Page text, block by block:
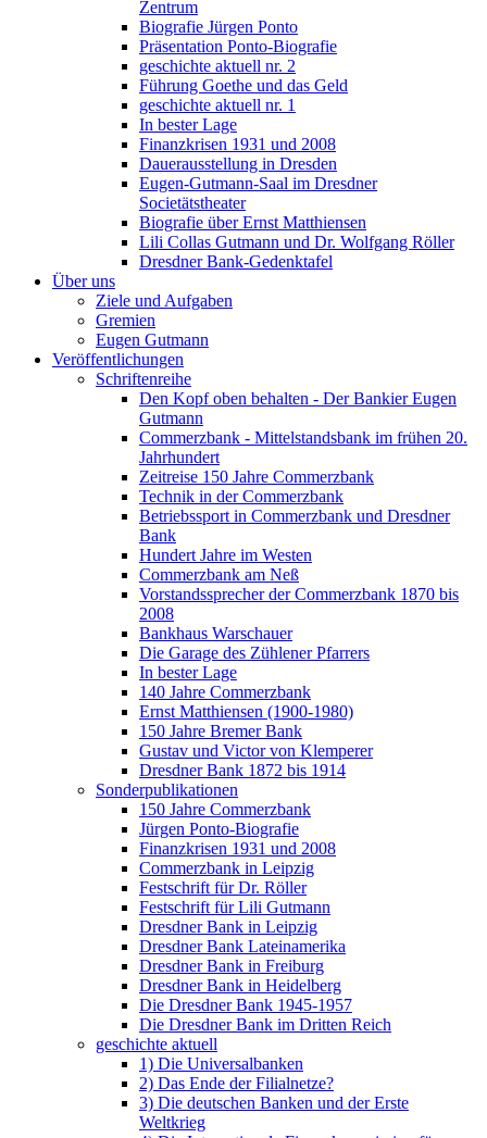
Zentrum
Biografie Jürgen Ponto
Präsentation Ponto-Biografie
geschichte aktuell nr. 2
Führung Goethe und das Geld
geschichte aktuell nr. 1
In bester Lage
Finanzkrisen 1931 und 2008
Dauerausstellung in Dresden
Eugen-Gutmann-Saal im Dresdner
Societätstheater
Biografie über Ernst Matthiensen
Lili Collas Gutmann und Dr. Wolfgang Röller
Dresdner Bank-Gedenktafel
Über uns
Ziele und Aufgaben
Gremien
Eugen Gutmann
Veröffentlichungen
Schriftenreihe
Den Kopf oben behalten - Der Bankier Eugen
Gutmann
Commerzbank - Mittelstandsbank im frühen 20.
Jahrhundert
Zeitreise 150 Jahre Commerzbank
Technik in der Commerzbank
Betriebssport in Commerzbank und Dresdner
Bank
Hundert Jahre im Westen
Commerzbank am Neß
Vorstandssprecher der Commerzbank 1870 bis
2008
Bankhaus Warschauer
Die Garage des Zühlener Pfarrers
In bester Lage
140 Jahre Commerzbank
Ernst Matthiensen (1900-1980)
150 Jahre Bremer Bank
Gustav und Victor von Klemperer
Dresdner Bank 1872 bis 1914
Sonderpublikationen
150 Jahre Commerzbank
Jürgen Ponto-Biografie
Finanzkrisen 1931 und 2008
Commerzbank in Leipzig
Festschrift für Dr. Röller
Festschrift für Lili Gutmann
Dresdner Bank in Leipzig
Dresdner Bank Lateinamerika
Dresdner Bank in Freiburg
Dresdner Bank in Heidelberg
Die Dresdner Bank 1945-1957
Die Dresdner Bank im Dritten Reich
geschichte aktuell
1) Die Universalbanken
2) Das Ende der Filialnetze?
3) Die deutschen Banken und der Erste
Weltkrieg